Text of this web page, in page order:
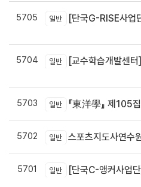
5705 일반 [단국G-RISE사업단] 2026년 LAB
5704 일반 [교수학습개발센터] 2026학년도
5703 일반 『東洋學』 제105집 원고 공모 안내 / 『東洋學』第105
5702 일반 스포츠지도사연수원 기
5701 일반 [단국C-앵커사업단] 보령시 수